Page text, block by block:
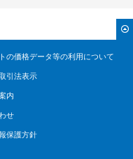
の価格データ等の利用について
引法表示
内
せ
保護方針